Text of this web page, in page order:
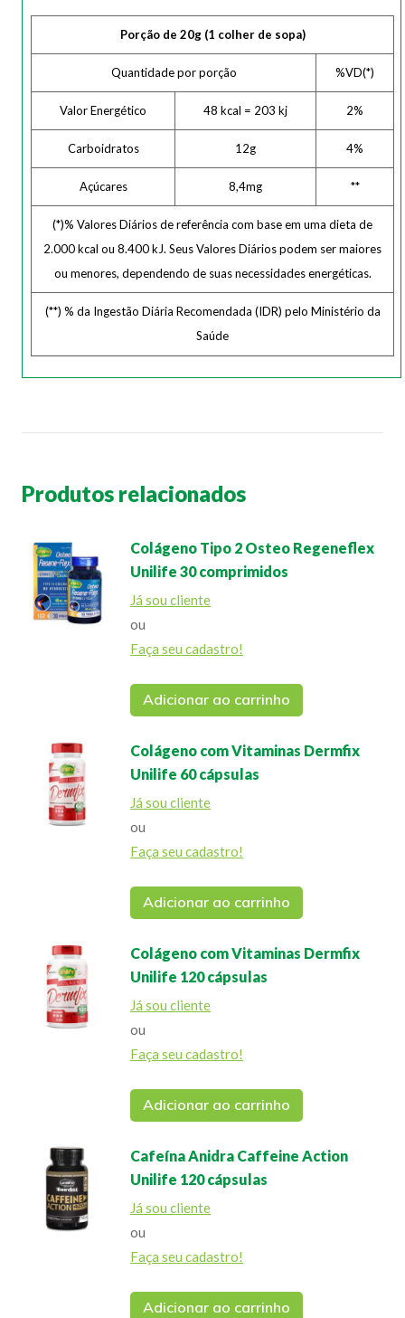
Porção de 20g (1 colher de sopa)
Quantidade por porção %VD(*)
Valor Energético 48 kcal = 203 kj 2%
Carboidratos 12g 4%
Açúcares 8,4mg **
(*)% Valores Diários de referência com base em uma dieta de
2.000 kcal ou 8.400 kJ. Seus Valores Diários podem ser maiores
ou menores, dependendo de suas necessidades energéticas.
(**) % da Ingestão Diária Recomendada (IDR) pelo Ministério da
Saúde
Produtos relacionados
Colágeno Tipo 2 Osteo Regeneflex
Unilife 30 comprimidos
Já sou cliente
ou
Faça seu cadastro!
Adicionar ao carrinho
Colágeno com Vitaminas Dermfix
Unilife 60 cápsulas
Já sou cliente
ou
Faça seu cadastro!
Adicionar ao carrinho
Colágeno com Vitaminas Dermfix
Unilife 120 cápsulas
Já sou cliente
ou
Faça seu cadastro!
Adicionar ao carrinho
Cafeína Anidra Caffeine Action
Unilife 120 cápsulas
Já sou cliente
ou
Faça seu cadastro!
Adicionar ao carrinho